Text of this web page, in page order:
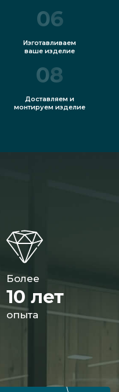
06
Изготавливаем
ваше изделие
08
Доставляем и
монтируем изделие
Более
10 лет
опыта